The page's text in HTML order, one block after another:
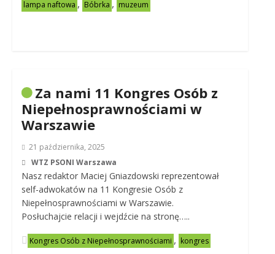
lampa naftowa , Bóbrka , muzeum
Za nami 11 Kongres Osób z
Niepełnosprawnościami w
Warszawie
21 października, 2025
WTZ PSONI Warszawa
Nasz redaktor Maciej Gniazdowski reprezentował
self-adwokatów na 11 Kongresie Osób z
Niepełnosprawnościami w Warszawie.
Posłuchajcie relacji i wejdźcie na stronę…..
Kongres Osób z Niepełnosprawnościami , kongres